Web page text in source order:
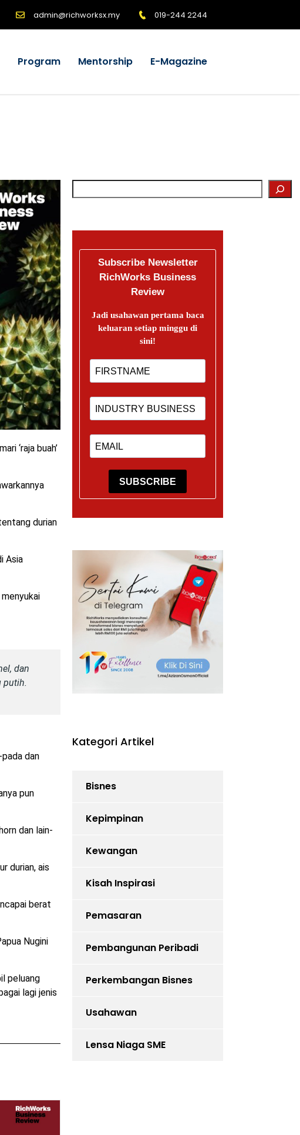
admin@richworksx.my 019-244 2244
Program Mentorship E-Magazine
‘raja buah’
durian
Asia
dan
putih.
dan
pun
dan lain-
durian, ais
berat
Nugini
peluang
lagi jenis
Subscribe Newsletter
RichWorks Business
Review
Jadi usahawan pertama baca
keluaran setiap minggu di
sini!
SUBSCRIBE
Kategori Artikel
Bisnes
Kepimpinan
Kewangan
Kisah Inspirasi
Pemasaran
Pembangunan Peribadi
Perkembangan Bisnes
Usahawan
Lensa Niaga SME